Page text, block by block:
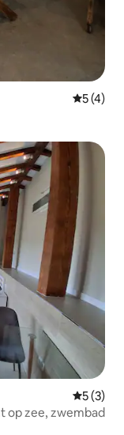
5 (4)
5 (3)
op zee, zwembad